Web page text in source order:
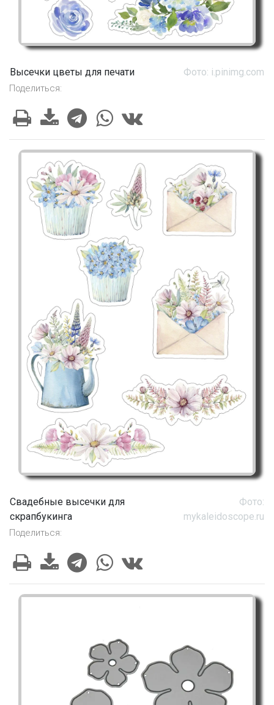
Высечки цветы для печати Фото: i.pinimg.com
Поделиться:
Свадебные высечки для
скрапбукинга
Фото:
mykaleidoscope.ru
Поделиться: